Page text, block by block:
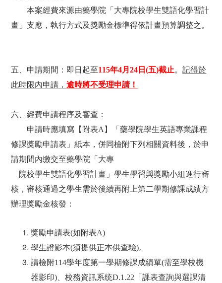
本案經費來源由藥學院「大專院校學生雙語化學習計
畫」支應，執行方式及獎勵金標準得依計畫預算調整之。
五、申請期間：即日起至115年4月24 日(五)截止。記得於
此時限內申請，逾時將不受理申請！
六、經費申請程序及審查：
申請時應填寫【附表A 】「藥學院學生英語專業課程
修課獎勵申請表」紙本，併同檢附下列相關資料後，於申
請期間內缴交至藥學院「大專
院校學生雙語化學習計畫」學生學習與獎勵小組進行審
核，審核通過之學生需於後續再附上第二學期修課成績方
辦理獎勵金核發：
獎勵申請表(如附表A)
學生證影本(須提供正本供查驗)。
請檢附114學年度第一學期修課成績單(需至學校機
器影印)、校務資訊系统D.1.22「課表查詢與選課清